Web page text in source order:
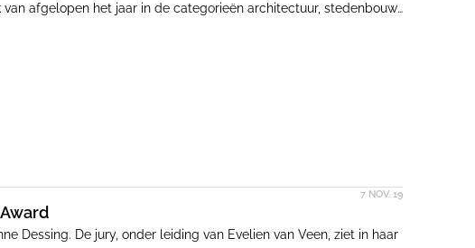
afgelopen het jaar in de categorieën architectuur, stedenbouw,
7 NOV. 19
Dessing. De jury, onder leiding van Evelien van Veen, ziet in haar